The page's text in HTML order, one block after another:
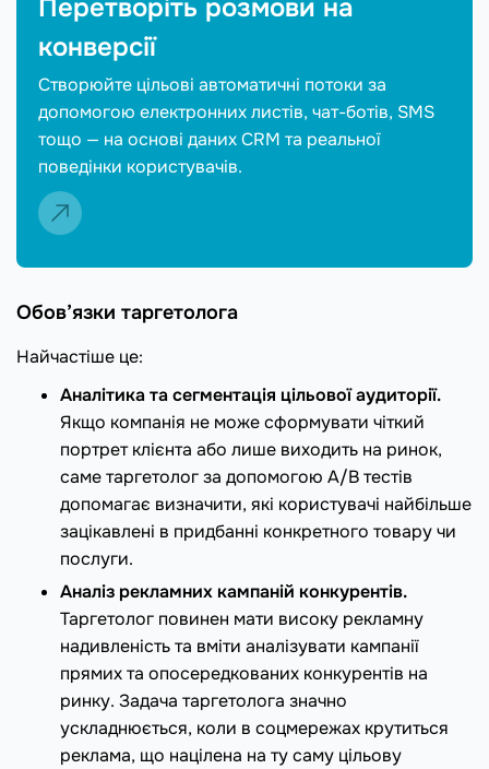
Перетворіть розмови на
конверсії
Створюйте цільові автоматичні потоки за
допомогою електронних листів, чат-ботів, SMS
тощо — на основі даних CRM та реальної
поведінки користувачів.
Обов’язки таргетолога
Найчастіше це:
Аналітика та сегментація цільової аудиторії.
Якщо компанія не може сформувати чіткий
портрет клієнта або лише виходить на ринок,
саме таргетолог за допомогою A/B тестів
допомагає визначити, які користувачі найбільше
зацікавлені в придбанні конкретного товару чи
послуги.
Аналіз рекламних кампаній конкурентів.
Таргетолог повинен мати високу рекламну
надивленість та вміти аналізувати кампанії
прямих та опосередкованих конкурентів на
ринку. Задача таргетолога значно
ускладнюється, коли в соцмережах крутиться
реклама, що націлена на ту саму цільову